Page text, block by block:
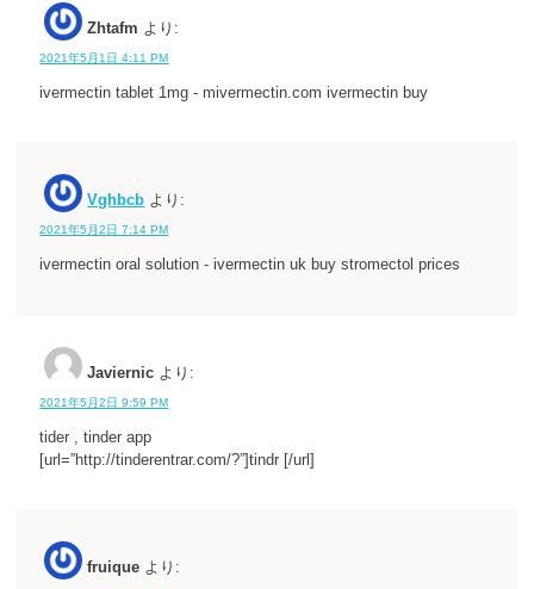
Zhtafm より:
2021年5月1日 4:11 PM
ivermectin tablet 1mg - mivermectin.com ivermectin buy
Vghbcb より:
2021年5月2日 7:14 PM
ivermectin oral solution - ivermectin uk buy stromectol prices
Javiernic より:
2021年5月2日 9:59 PM
tider , tinder app
[url=”http://tinderentrar.com/?”]tindr [/url]
fruique より: